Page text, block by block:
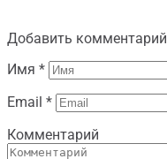
Добавить комментарий
Имя *
Email *
Комментарий